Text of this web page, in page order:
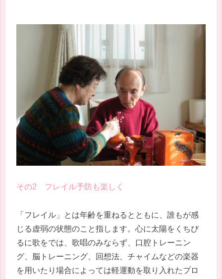
その2 フレイル予防も楽しく
「フレイル」とは年齢を重ねるとともに、誰もが感
じる虚弱の状態のこと指します。心に太陽をくちび
るに歌をでは、歌唱のみならず、口腔トレーニン
グ、脳トレーニング、回想法、チャイムなどの楽器
を用いたり場合によっては軽運動を取り入れたプロ